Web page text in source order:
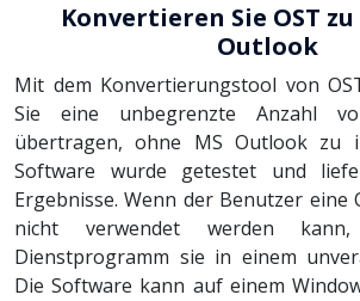
Konvertieren Sie OST zu
Outlook
Mit dem Konvertierungstool von
Sie eine unbegrenzte Anzahl
übertragen, ohne MS Outlook zu
Software wurde getestet und
Ergebnisse. Wenn der Benutzer eine
nicht verwendet werden
Dienstprogramm sie in einem
Die Software kann auf einem